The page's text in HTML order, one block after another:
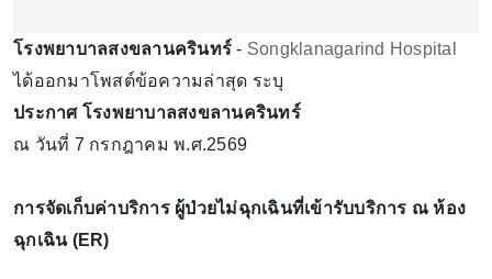
โรงพยาบาลสงขลานครินทร์ - Songklanagarind Hospital
ได้ออกมาโพสต์ข้อความล่าสุด ระบุ
ประกาศ โรงพยาบาลสงขลานครินทร์
ณ วันที่ 7 กรกฎาคม พ.ศ.2569
การจัดเก็บค่าบริการ ผู้ป่วยไม่ฉุกเฉินที่เข้ารับบริการ ณ ห้อง
ฉุกเฉิน (ER)